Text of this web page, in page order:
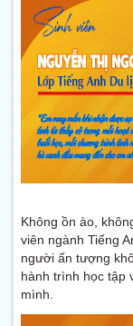
Không ồn ào,
viên ngành Tiếng
người ấn tượng
hành trình học tập
mình.